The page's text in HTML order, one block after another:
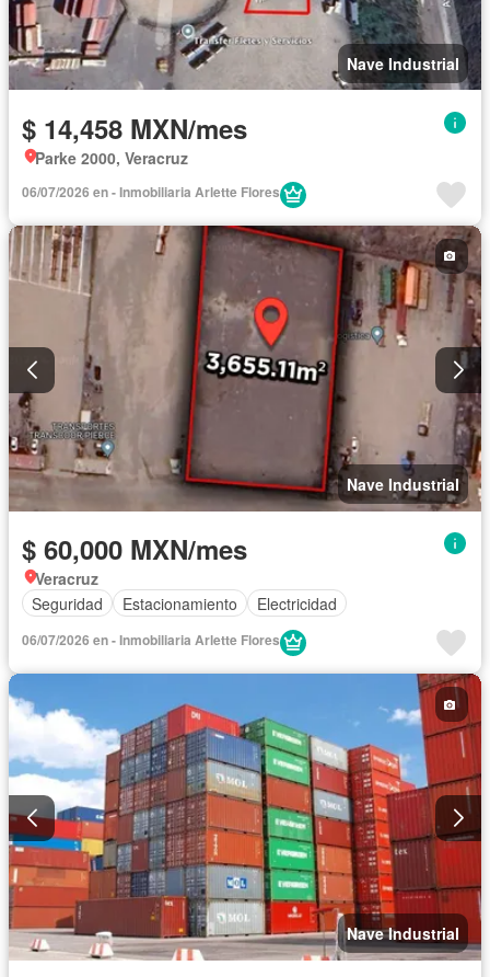
Nave Industrial
$ 14,458 MXN/mes
Parke 2000, Veracruz
06/07/2026 en - Inmobiliaria Arlette Flores
Nave Industrial
$ 60,000 MXN/mes
Veracruz
Seguridad
Estacionamiento Electricidad
06/07/2026 en - Inmobiliaria Arlette Flores
Nave Industrial